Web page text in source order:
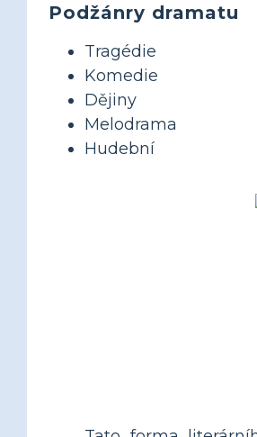
Podžánry dramatu
Tragédie
Komedie
Dějiny
Melodrama
Hudební